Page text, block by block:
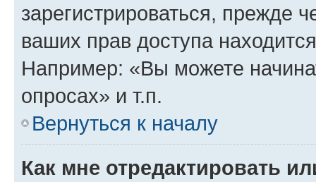
зарегистрироваться, прежде
ваших прав доступа
Например: «Вы можете
опросах» и т.п.
Вернуться к началу
Как мне отредактировать